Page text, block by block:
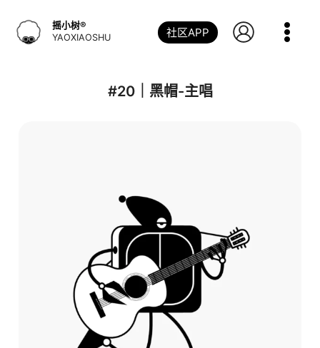
摇小树®️
YAOXIAOSHU
社区APP
#20｜黑帽-主唱